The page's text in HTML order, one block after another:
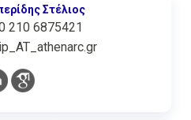
Στέλιος
210 6875421